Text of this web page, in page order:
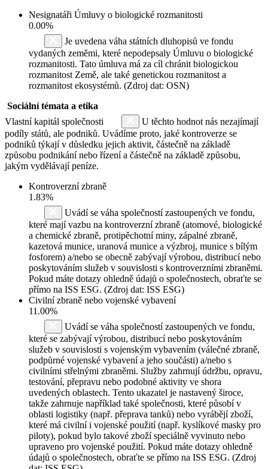
Nesignatáři Úmluvy o biologické rozmanitosti
0.00%
Je uvedena váha státních dluhopisů ve fondu
vydaných zeměmi, které nepodepsaly Úmluvu o biologické
rozmanitosti. Tato úmluva má za cíl chránit biologickou
rozmanitost Země, ale také genetickou rozmanitost a
rozmanitost ekosystémů. (Zdroj dat: OSN)
Sociální témata a etika
Vlastní kapitál společnosti
U těchto hodnot nás nezajímají
podíly států, ale podniků. Uvádíme proto, jaké kontroverze se
podniků týkají v důsledku jejich aktivit, částečně na základě
způsobu podnikání nebo řízení a částečně na základě způsobu,
jakým vydělávají peníze.
Kontroverzní zbraně
1.83%
Uvádí se váha společností zastoupených ve fondu,
které mají vazbu na kontroverzní zbraně (atomové, biologické
a chemické zbraně, protipěchotní miny, zápalné zbraně,
kazetová munice, uranová munice a výzbroj, munice s bílým
fosforem) a/nebo se obecně zabývají výrobou, distribucí nebo
poskytováním služeb v souvislosti s kontroverzními zbraněmi.
Pokud máte dotazy ohledně údajů o společnostech, obraťte se
přímo na ISS ESG. (Zdroj dat: ISS ESG)
Civilní zbraně nebo vojenské vybavení
11.00%
Uvádí se váha společností zastoupených ve fondu,
které se zabývají výrobou, distribucí nebo poskytováním
služeb v souvislosti s vojenským vybavením (válečné zbraně,
podpůrné vojenské vybavení a jeho součásti) a/nebo s
civilními střelnými zbraněmi. Služby zahrnují údržbu, opravu,
testování, přepravu nebo podobné aktivity ve shora
uvedených oblastech. Tento ukazatel je nastavený široce,
takže zahrnuje například také společnosti, které působí v
oblasti logistiky (např. přeprava tanků) nebo vyrábějí zboží,
které má civilní i vojenské použití (např. kyslíkové masky pro
piloty), pokud bylo takové zboží speciálně vyvinuto nebo
upraveno pro vojenské použití. Pokud máte dotazy ohledně
údajů o společnostech, obraťte se přímo na ISS ESG. (Zdroj